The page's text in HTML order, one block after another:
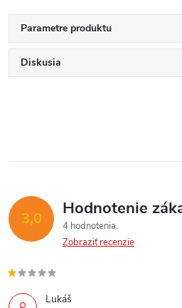
Parametre produktu
Diskusia
3,0 Hodnotenie
4 hodnotenia
Zobraziť recenzie
Lukáš